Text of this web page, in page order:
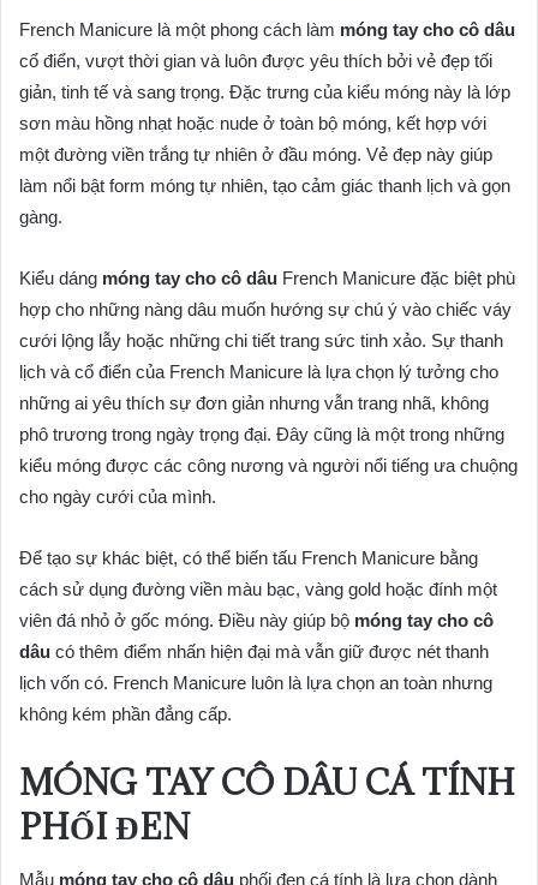
French Manicure là một phong cách làm móng tay cho cô dâu
cổ điển, vượt thời gian và luôn được yêu thích bởi vẻ đẹp tối
giản, tinh tế và sang trọng. Đặc trưng của kiểu móng này là lớp
sơn màu hồng nhạt hoặc nude ở toàn bộ móng, kết hợp với
một đường viền trắng tự nhiên ở đầu móng. Vẻ đẹp này giúp
làm nổi bật form móng tự nhiên, tạo cảm giác thanh lịch và gọn
gàng.
Kiểu dáng móng tay cho cô dâu French Manicure đặc biệt phù
hợp cho những nàng dâu muốn hướng sự chú ý vào chiếc váy
cưới lộng lẫy hoặc những chi tiết trang sức tinh xảo. Sự thanh
lịch và cổ điển của French Manicure là lựa chọn lý tưởng cho
những ai yêu thích sự đơn giản nhưng vẫn trang nhã, không
phô trương trong ngày trọng đại. Đây cũng là một trong những
kiểu móng được các công nương và người nổi tiếng ưa chuộng
cho ngày cưới của mình.
Để tạo sự khác biệt, có thể biến tấu French Manicure bằng
cách sử dụng đường viền màu bạc, vàng gold hoặc đính một
viên đá nhỏ ở gốc móng. Điều này giúp bộ móng tay cho cô
dâu có thêm điểm nhấn hiện đại mà vẫn giữ được nét thanh
lịch vốn có. French Manicure luôn là lựa chọn an toàn nhưng
không kém phần đẳng cấp.
MÓNG TAY CÔ DÂU CÁ TÍNH
PHỐI ĐEN
Mẫu móng tay cho cô dâu phối đen cá tính là lựa chọn dành